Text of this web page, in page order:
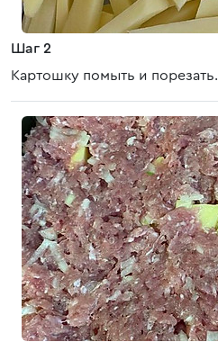
Шаг 2
Картошку помыть и порезать.